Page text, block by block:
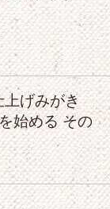
上げみがき
始める その